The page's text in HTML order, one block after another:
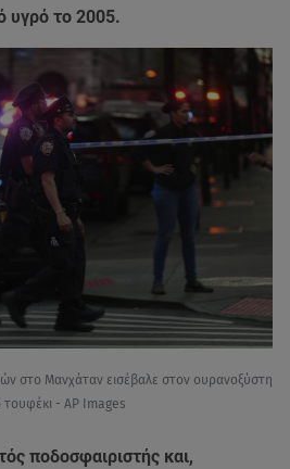
υγρό το 2005.
στο Μανχάταν εισέβαλε στον ουρανοξύστη
- AP Images
ποδοσφαιριστής και,